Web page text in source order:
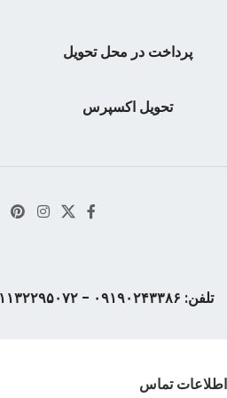
نوبت چاپ: اول
قطع: وزیری
پرداخت در محل تحویل
تحویل اکسپرس
تلفن: ۰۹۱۹۰۲۴۳۳۸۶ - ۰۱۱۳۲۲۹۵۰۷۲ - ۰۱۱۳۲۲۲۴۳۴۲
اطلاعات تماس